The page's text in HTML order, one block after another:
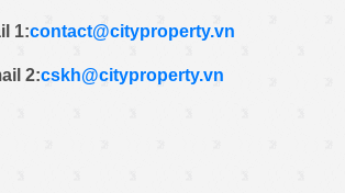
1:contact@cityproperty.vn
2:cskh@cityproperty.vn